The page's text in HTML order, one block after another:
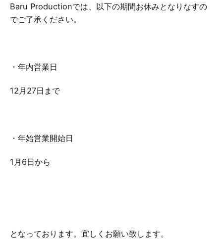
Baru Productionでは、以下の期間お休みとなりなすの
でご了承ください。
・年内営業日
12月27日まで
・年始営業開始日
1月6日から
となっております。宜しくお願い致します。